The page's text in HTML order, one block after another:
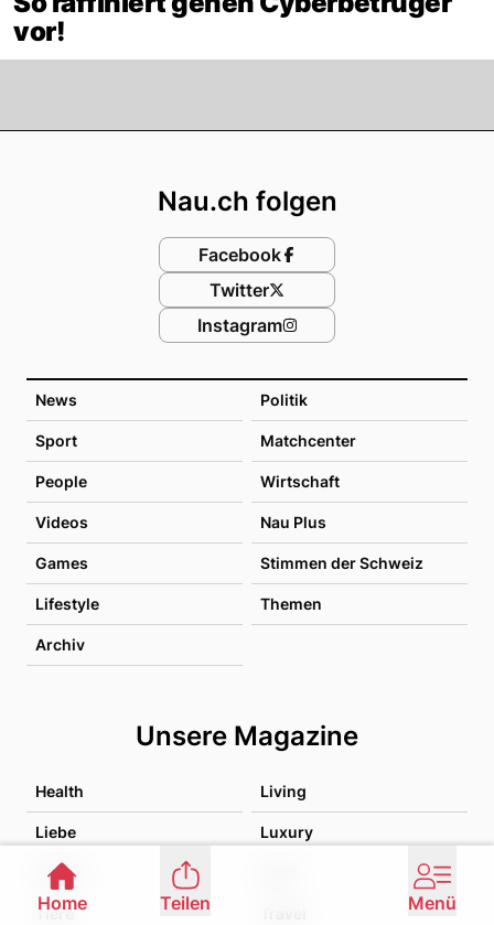
vor!
News Politik
Sport Matchcenter
People Wirtschaft
Videos Nau Plus
Games Stimmen der Schweiz
Lifestyle Themen
Archiv
Unsere Magazine
Health Living
Liebe Luxury
Family
Tiere
Nau.ch folgen
Facebook
Twitter
Instagram
Home Teilen Menü